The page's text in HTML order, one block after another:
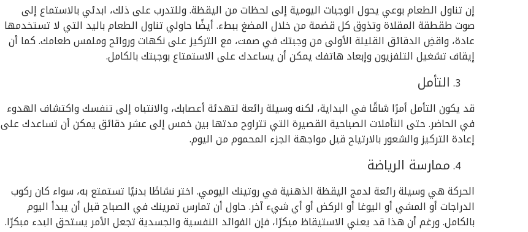
إن تناول الطعام بوعي يحول الوجبات اليومية إلى لحظات من اليقظة. وللتدرب على ذلك، ابدئي بالاستماع إلى
صوت طقطقة المقلاة وتذوق كل قضمة من خلال المضغ ببطء. أيضًا حاولي تناول الطعام باليد التي لا تستخدمها
عادة، واقضِ الدقائق القليلة الأولى من وجبتك في صمت، مع التركيز على نكهات وروائح وملمس طعامك. كما أن
إيقاف تشغيل التلفزيون وإبعاد هاتفك يمكن أن يساعدك على الاستمتاع بوجبتك بالكامل.
التأمل
قد يكون التأمل أمرًا شاقًا في البداية، لكنه وسيلة رائعة لتهدئة أعصابك، والانتباه إلى تنفسك واكتشاف الهدوء
في الحاضر. حتى التأملات الصباحية القصيرة التي تتراوح مدتها بين خمس إلى عشر دقائق يمكن أن تساعدك على
إعادة التركيز والشعور بالارتياح قبل مواجهة الجزء المحموم من اليوم.
ممارسة الرياضة
الحركة هي وسيلة رائعة لدمج اليقظة الذهنية في روتينك اليومي. اختر نشاطًا بدنيًا تستمتع به، سواء كان ركوب
الدراجات أو المشي أو اليوغا أو الركض أو أي شيء آخر. حاول أن تمارس تمرينك في الصباح قبل أن يبدأ اليوم
بالكامل. ورغم أن هذا قد يعني الاستيقاظ مبكرًا، فإن الفوائد النفسية والجسدية تجعل الأمر يستحق البدء مبكرًا.